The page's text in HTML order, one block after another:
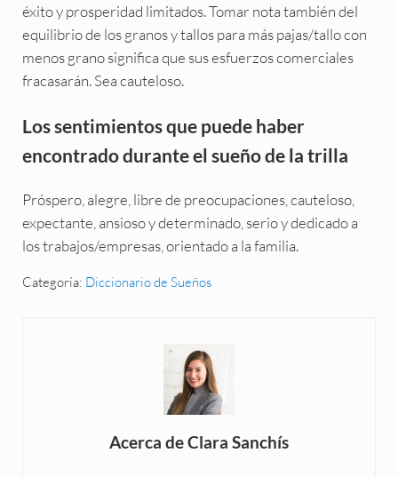
éxito y prosperidad limitados. Tomar nota también del
equilibrio de los granos y tallos para más pajas/tallo con
menos grano significa que sus esfuerzos comerciales
fracasarán. Sea cauteloso.
Los sentimientos que puede haber
encontrado durante el sueño de la trilla
Próspero, alegre, libre de preocupaciones, cauteloso,
expectante, ansioso y determinado, serio y dedicado a
los trabajos/empresas, orientado a la familia.
Categoría: Diccionario de Sueños
Acerca deClara Sanchís